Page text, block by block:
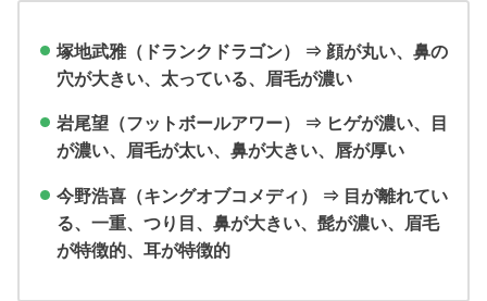
塚地武雅（ドランクドラゴン） ⇒ 顔が丸い、鼻の
穴が大きい、太っている、眉毛が濃い
岩尾望（フットボールアワー） ⇒ ヒゲが濃い、目
が濃い、眉毛が太い、鼻が大きい、唇が厚い
今野浩喜（キングオブコメディ） ⇒ 目が離れてい
る、一重、つり目、鼻が大きい、髭が濃い、眉毛
が特徴的、耳が特徴的